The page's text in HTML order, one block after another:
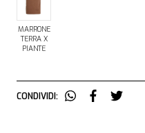
MARRONE
TERRA X
PIANTE
CONDIVIDI: